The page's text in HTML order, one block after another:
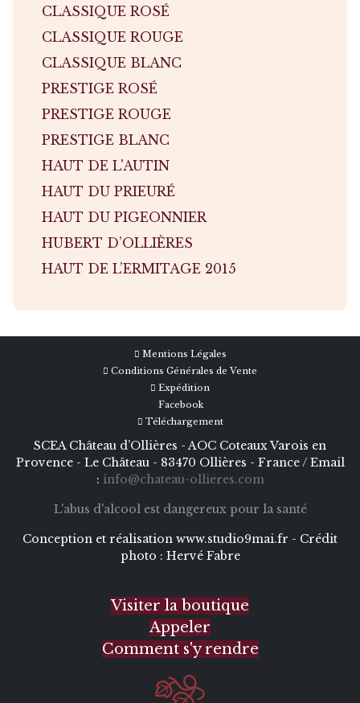
CLASSIQUE ROSÉ
CLASSIQUE ROUGE
CLASSIQUE BLANC
PRESTIGE ROSÉ
PRESTIGE ROUGE
PRESTIGE BLANC
HAUT DE L'AUTIN
HAUT DU PRIEURÉ
HAUT DU PIGEONNIER
HUBERT D’OLLIÈRES
HAUT DE L’ERMITAGE 2015
Mentions Légales
Conditions Générales de Vente
Expédition
Facebook
Téléchargement
SCEA Château d’Ollières - AOC Coteaux Varois en
Provence - Le Château - 83470 Ollières - France / Email
: info@chateau-ollieres.com
L'abus d'alcool est dangereux pour la santé
Conception et réalisation www.studio9mai.fr - Crédit
photo : Hervé Fabre
Visiter la boutique
Appeler
Comment s'y rendre